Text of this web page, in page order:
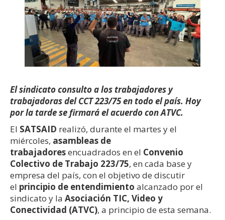
El sindicato consulto a los trabajadores y
trabajadoras del CCT 223/75 en todo el país. Hoy
por la tarde se firmará el acuerdo con ATVC.
El SATSAID realizó, durante el martes y el
miércoles, asambleas de
trabajadoresencuadrados en el Convenio
Colectivo de Trabajo 223/75, en cada base y
empresa del país, con el objetivo de discutir
el principio de entendimiento alcanzado por el
sindicato y la Asociación TIC, Video y
Conectividad (ATVC), a principio de esta semana.